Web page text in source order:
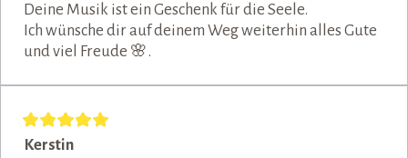
Deine Musik ist ein Geschenk für die Seele.
Ich wünsche dir auf deinem Weg weiterhin alles Gute
und viel Freude 🌸.
Kerstin